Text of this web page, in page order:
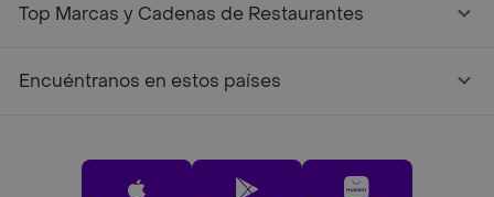
Top Marcas y Cadenas de Restaurantes
Encuéntranos en estos países